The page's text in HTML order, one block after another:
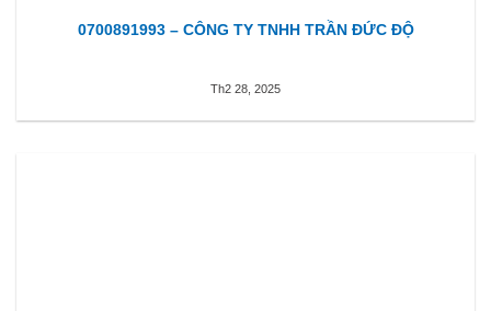
0700891993 – CÔNG TY TNHH TRẦN ĐỨC ĐỘ
Th2 28, 2025